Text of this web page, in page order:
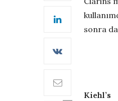
sonra
Kiehl’s